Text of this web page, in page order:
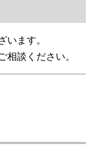
います。
談ください。